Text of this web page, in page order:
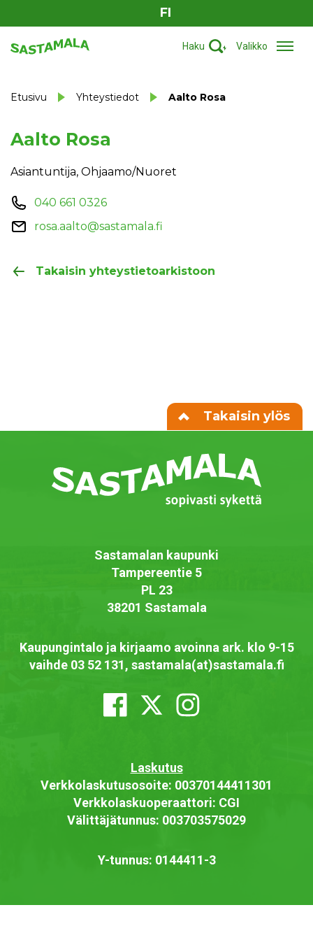
FI
Haku Valikko
Etusivu Yhteystiedot Aalto Rosa
Aalto Rosa
Asiantuntija, Ohjaamo/Nuoret
040 661 0326
rosa.aalto@sastamala.fi
Takaisin yhteystietoarkistoon
Takaisin ylös
Sastamalan kaupunki
Tampereentie 5
PL 23
38201 Sastamala
Kaupungintalo ja kirjaamo avoinna ark. klo 9-15
vaihde 03 52 131, sastamala(at)sastamala.fi
Laskutus
Verkkolaskutusosoite: 00370144411301
Verkkolaskuoperaattori: CGI
Välittäjätunnus: 003703575029
Y-tunnus: 0144411-3